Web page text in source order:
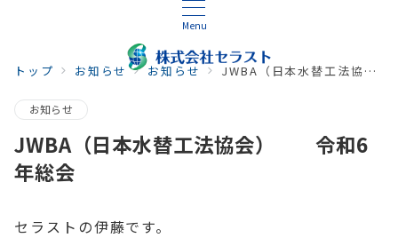
Menu
トップ お知らせ お知らせ JWBA（日本水替工法協会） 令和6年総会
お知らせ
JWBA（日本水替工法協会） 令和6
年総会
セラストの伊藤です。